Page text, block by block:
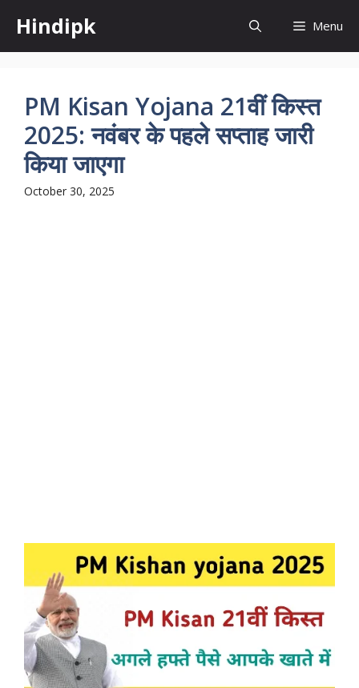
content
Hindipk Menu
PM Kisan Yojana 21वीं किस्त
2025: नवंबर के पहले सप्ताह जारी
किया जाएगा
October 30, 2025